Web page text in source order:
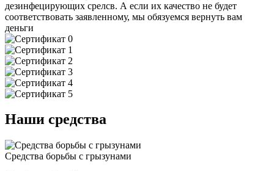
дезинфецирующих срелсв. А если их качество не будет
соответствовать заявленному, мы обязуемся вернуть вам
деньги
Наши средства
Средства борьбы с грызунами